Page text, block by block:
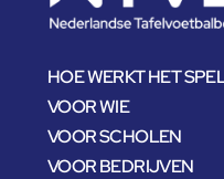
HOE WERKT HET
VOOR WIE
VOOR SCHOLEN
VOOR BEDRIJVEN